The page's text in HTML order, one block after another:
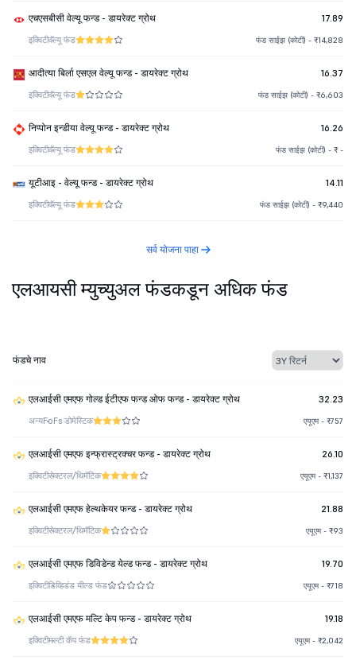
एचएसबीसी वेल्यू फन्ड - डायरेक्ट ग्रोथ 17.89
इक्विटीवॅल्यू फंड फंड साईझ (कोटी) - ₹14,828
आदीत्या बिर्ला एसएल वेल्यू फन्ड - डायरेक्ट ग्रोथ 16.37
इक्विटीवॅल्यू फंड फंड साईझ (कोटी) - ₹6,603
निप्पोन इन्डीया वेल्यू फन्ड - डायरेक्ट ग्रोथ 16.26
इक्विटीवॅल्यू फंड फंड साईझ (कोटी) - ₹ -
यूटीआइ - वेल्यू फन्ड - डायरेक्ट ग्रोथ 14.11
इक्विटीवॅल्यू फंड फंड साईझ (कोटी) - ₹9,440
सर्व योजना पाहा
एलआयसी म्युच्युअल फंडकडून अधिक फंड
फंडचे नाव
एलआईसी एमएफ गोल्ड ईटीएफ फन्ड ओफ फन्ड - डायरेक्ट ग्रोथ 32.23
अन्यFoFs डोमेस्टिक एयूएम - ₹757
एलआईसी एमएफ इन्फ्रास्ट्रक्चर फन्ड - डायरेक्ट ग्रोथ 26.10
इक्विटीसेक्टरल/थिमॅटिक एयूएम - ₹1,137
एलआईसी एमएफ हेल्थकेयर फन्ड - डायरेक्ट ग्रोथ 21.88
इक्विटीसेक्टरल/थिमॅटिक एयूएम - ₹93
एलआईसी एमएफ डिविडेन्ड येल्ड फन्ड - डायरेक्ट ग्रोथ 19.70
इक्विटीडिव्हिडंड यील्ड फंड एयूएम - ₹718
एलआईसी एमएफ मल्टि केप फन्ड - डायरेक्ट ग्रोथ 19.18
इक्विटीमल्टी कॅप फंड एयूएम - ₹2,042